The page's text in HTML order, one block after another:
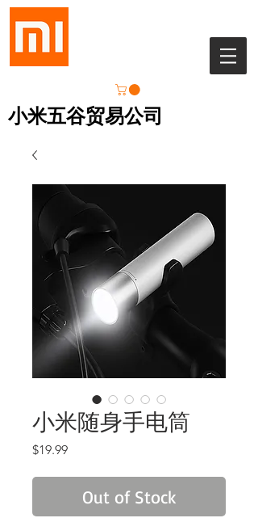
小米五谷贸易公司
小米随身手电筒
$19.99Price
Out of Stock